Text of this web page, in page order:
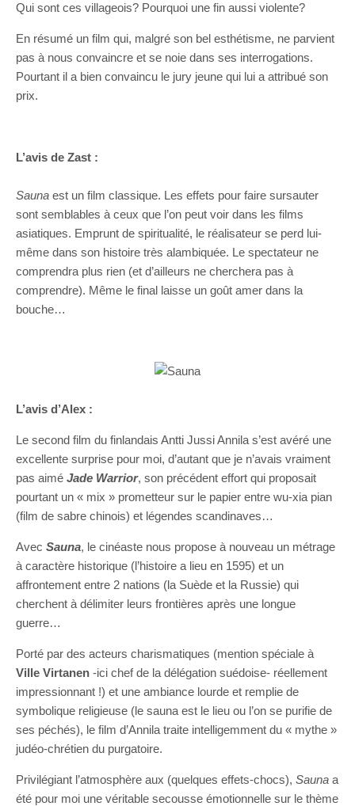
Qui sont ces villageois? Pourquoi une fin aussi violente?
En résumé un film qui, malgré son bel esthétisme, ne parvient
pas à nous convaincre et se noie dans ses interrogations.
Pourtant il a bien convaincu le jury jeune qui lui a attribué son
prix.
L’avis de Zast :
Sauna est un film classique. Les effets pour faire sursauter
sont semblables à ceux que l’on peut voir dans les films
asiatiques. Emprunt de spiritualité, le réalisateur se perd lui-
même dans son histoire très alambiquée. Le spectateur ne
comprendra plus rien (et d’ailleurs ne cherchera pas à
comprendre). Même le final laisse un goût amer dans la
bouche…
L’avis d’Alex :
Le second film du finlandais Antti Jussi Annila s’est avéré une
excellente surprise pour moi, d’autant que je n’avais vraiment
pas aimé Jade Warrior, son précédent effort qui proposait
pourtant un « mix » prometteur sur le papier entre wu-xia pian
(film de sabre chinois) et légendes scandinaves…
Avec Sauna, le cinéaste nous propose à nouveau un métrage
à caractère historique (l’histoire a lieu en 1595) et un
affrontement entre 2 nations (la Suède et la Russie) qui
cherchent à délimiter leurs frontières après une longue
guerre…
Porté par des acteurs charismatiques (mention spéciale à
Ville Virtanen -ici chef de la délégation suédoise- réellement
impressionnant !) et une ambiance lourde et remplie de
symbolique religieuse (le sauna est le lieu ou l’on se purifie de
ses péchés), le film d’Annila traite intelligemment du « mythe »
judéo-chrétien du purgatoire.
Privilégiant l’atmosphère aux (quelques effets-chocs), Sauna a
été pour moi une véritable secousse émotionnelle sur le thème